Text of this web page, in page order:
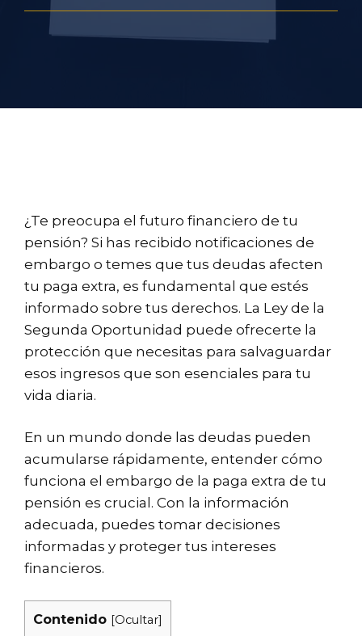
¿Te preocupa el futuro financiero de tu
pensión? Si has recibido notificaciones de
embargo o temes que tus deudas afecten
tu paga extra, es fundamental que estés
informado sobre tus derechos. La Ley de la
Segunda Oportunidad puede ofrecerte la
protección que necesitas para salvaguardar
esos ingresos que son esenciales para tu
vida diaria.
En un mundo donde las deudas pueden
acumularse rápidamente, entender cómo
funciona el embargo de la paga extra de tu
pensión es crucial. Con la información
adecuada, puedes tomar decisiones
informadas y proteger tus intereses
financieros.
Contenido [Ocultar]